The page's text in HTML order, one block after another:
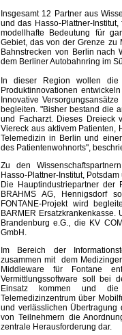
Insgesamt 12 Partner aus
und das Hasso-Plattner-
modellhafte Bedeutung für
Gebiet, das von der Grenze zu
Bahnstrecken von Berlin nach
dem Berliner Autobahnring im
In dieser Region wollen die
Produktinnovationen
Innovative
begleiten. "Bisher bestand die
und Facharzt. Dieses Dreieck
Viereck aus aktivem Patienten,
Telemedizin in Berlin und
des Patientenwohnorts",
Zu den
Hasso-Plattner-Institut,
Die Hauptindustriepartner der
BRAHMS AG, Hennigsdorf
FONTANE-Projekt wird
BARMER
Brandenburg e.G., die KV
GmbH.
Im Bereich der
zusammen mit dem
Middleware für Fontane
Vermittlungssoftware soll bei
Einsatz kommen und
Telemedizinzentrum über
und verlässlichen
von Teilnehmern die
zentrale Herausforderung dar.